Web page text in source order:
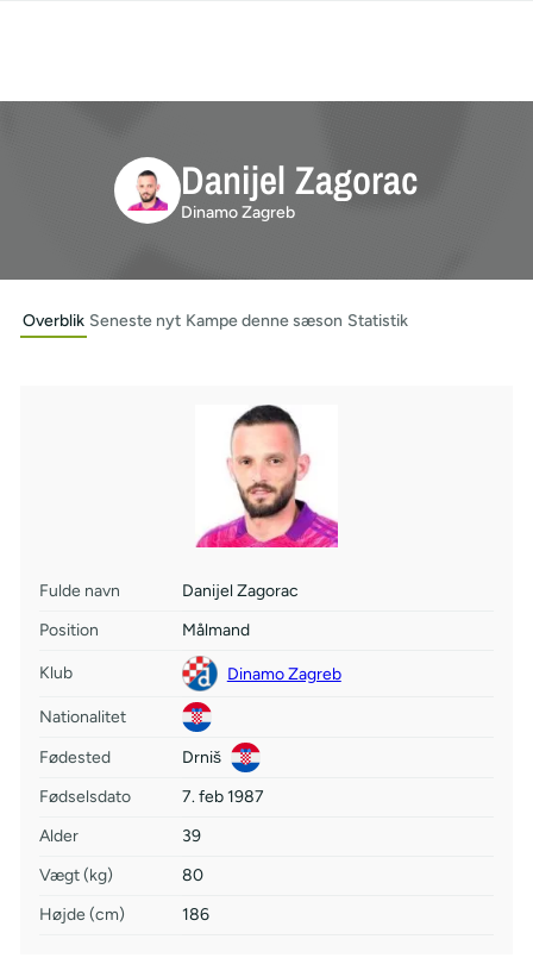
Danijel Zagorac
Dinamo Zagreb
Overblik Seneste nyt Kampe denne sæson Statistik
Fulde navn
Danijel Zagorac
Position
Målmand
Klub Dinamo Zagreb
Nationalitet
Fødested
Drniš
Fødselsdato
7. feb 1987
Alder
39
Vægt (kg)
80
Højde (cm)
186